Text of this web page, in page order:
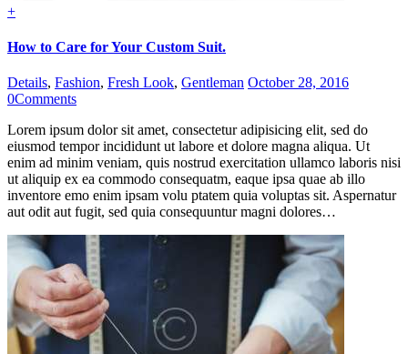
+
How to Care for Your Custom Suit.
Details, Fashion, Fresh Look, Gentleman October 28, 2016
0Comments
Lorem ipsum dolor sit amet, consectetur adipisicing elit, sed do
eiusmod tempor incididunt ut labore et dolore magna aliqua. Ut
enim ad minim veniam, quis nostrud exercitation ullamco laboris nisi
ut aliquip ex ea commodo consequatm, eaque ipsa quae ab illo
inventore emo enim ipsam volu ptatem quia voluptas sit. Aspernatur
aut odit aut fugit, sed quia consequuntur magni dolores…